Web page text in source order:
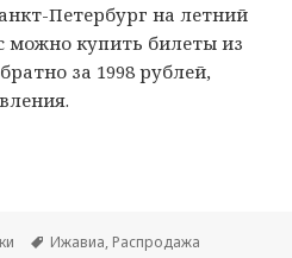
Петербург на летний
можно купить билеты из
за 1998 рублей,
билеты из Москвы в Ижевск
Метки
Ижавиа, Распродажа